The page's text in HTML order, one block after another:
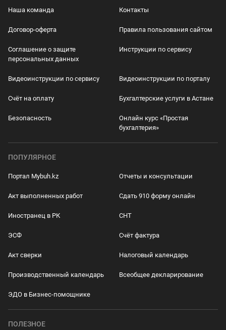
Наша команда Контакты
Договор-оферта Правила пользования сайтом
Соглашение о защите
персональных данных
Инструкции по сервису
Видеоинструкции по сервису Видеоинструкции по порталу
Счёт на оплату Бухгалтерские услуги в Астане
Безопасность
Онлайн курс «Простая
бухгалтерия»
ПОПУЛЯРНОЕ
Портал Mybuh.kz Отчеты и консультации
Акт выполненных работ Сдать 910 форму онлайн
Иностранец в РК СНТ
ЭСФ Счёт фактура
Акт сверки Налоговый календарь
Производственный календарь Всеобщее декларирование
ЭДО в Бизнес-помощнике
ПОЛЕЗНОЕ